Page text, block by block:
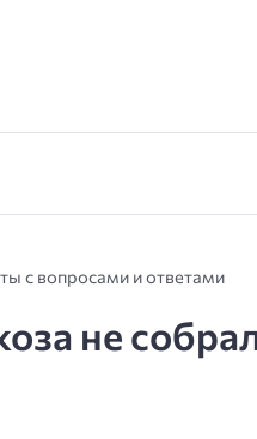
с вопросами и ответами
не